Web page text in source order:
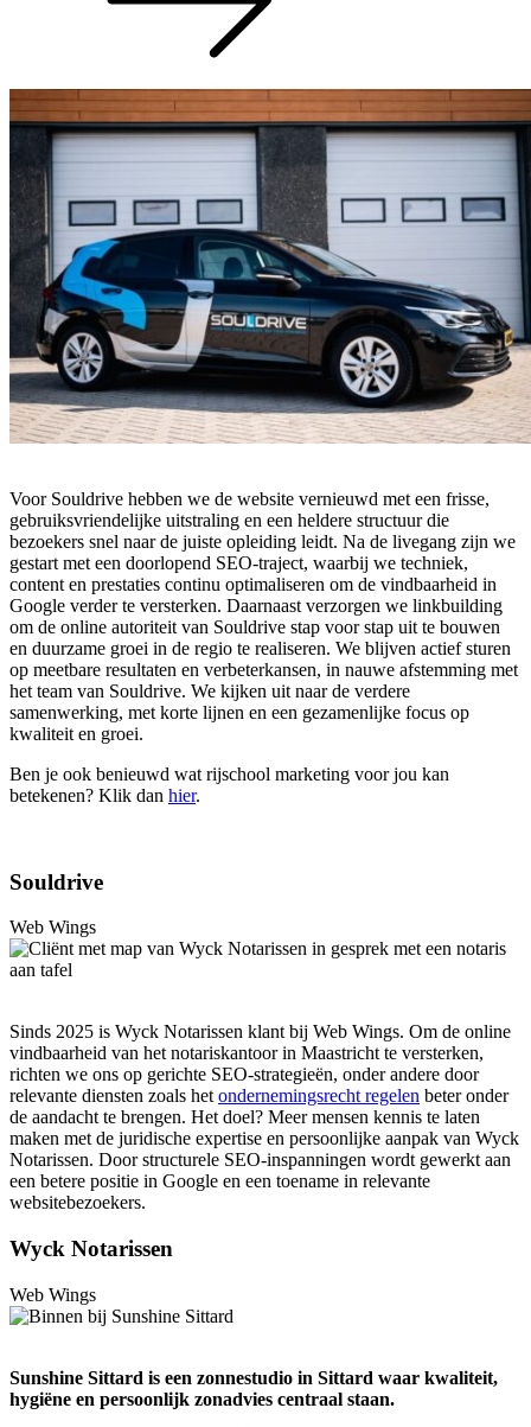
Voor Souldrive hebben we de website vernieuwd met een frisse,
gebruiksvriendelijke uitstraling en een heldere structuur die
bezoekers snel naar de juiste opleiding leidt. Na de livegang zijn we
gestart met een doorlopend SEO-traject, waarbij we techniek,
content en prestaties continu optimaliseren om de vindbaarheid in
Google verder te versterken. Daarnaast verzorgen we linkbuilding
om de online autoriteit van Souldrive stap voor stap uit te bouwen
en duurzame groei in de regio te realiseren. We blijven actief sturen
op meetbare resultaten en verbeterkansen, in nauwe afstemming met
het team van Souldrive. We kijken uit naar de verdere
samenwerking, met korte lijnen en een gezamenlijke focus op
kwaliteit en groei.
Ben je ook benieuwd wat rijschool marketing voor jou kan
betekenen? Klik dan hier.
Souldrive
Web Wings
Sinds 2025 is Wyck Notarissen klant bij Web Wings. Om de online
vindbaarheid van het notariskantoor in Maastricht te versterken,
richten we ons op gerichte SEO-strategieën, onder andere door
relevante diensten zoals het ondernemingsrecht regelen beter onder
de aandacht te brengen. Het doel? Meer mensen kennis te laten
maken met de juridische expertise en persoonlijke aanpak van Wyck
Notarissen. Door structurele SEO-inspanningen wordt gewerkt aan
een betere positie in Google en een toename in relevante
websitebezoekers.
Wyck Notarissen
Web Wings
Sunshine Sittard is een zonnestudio in Sittard waar kwaliteit,
hygiëne en persoonlijk zonadvies centraal staan.